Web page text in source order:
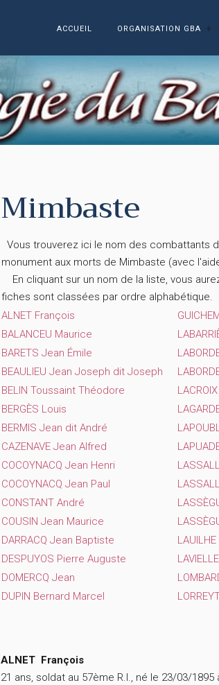
ACCUEIL ORGANISATION GBA
Mimbaste
Vous trouverez ici le nom des combattants
monument aux morts de Mimbaste (avec
En cliquant sur un nom de la liste, vous
fiches sont classées par ordre alphabétique.
ALNET François
BALANCEU Maurice
BARETS Jean Émile
BEAULIEU Jean Joseph dit Joseph
BELIN Toussaint Théodore
BERGÈS Louis
BERMIS Jean dit André
CAZENAVE Jean Alfred
COCOYNACQ Jean Henri
COCOYNACQ Jean Paul
CONSTANT André
COUSIN Jean Maurice
DARRACQ Jean Baptiste
DESPUYOS Pierre Auguste
DOMERCQ Jean
DUPIN Bernard Marcel
ALNET François
21 ans, soldat au 57ème R.I., né le 23/03/1895